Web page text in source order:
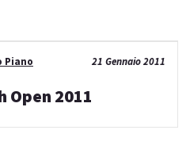
21 Gennaio 2011
Piano
Open 2011